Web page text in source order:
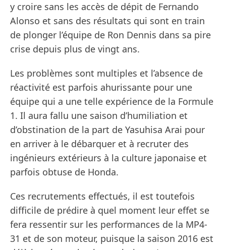
y croire sans les accès de dépit de Fernando
Alonso et sans des résultats qui sont en train
de plonger l’équipe de Ron Dennis dans sa pire
crise depuis plus de vingt ans.
Les problèmes sont multiples et l’absence de
réactivité est parfois ahurissante pour une
équipe qui a une telle expérience de la Formule
1. Il aura fallu une saison d’humiliation et
d’obstination de la part de Yasuhisa Arai pour
en arriver à le débarquer et à recruter des
ingénieurs extérieurs à la culture japonaise et
parfois obtuse de Honda.
Ces recrutements effectués, il est toutefois
difficile de prédire à quel moment leur effet se
fera ressentir sur les performances de la MP4-
31 et de son moteur, puisque la saison 2016 est